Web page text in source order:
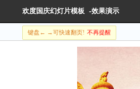
欢度国庆幻灯片模板 -效果演示
键盘← →可快速翻页! 不再提醒